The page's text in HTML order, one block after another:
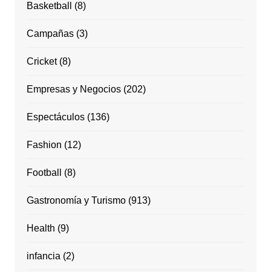
Basketball (8)
Campañas(3)
Cricket(8)
Empresas y Negocios(202)
Espectáculos(136)
Fashion (12)
Football (8)
Gastronomía y Turismo(913)
Health (9)
infancia (2)